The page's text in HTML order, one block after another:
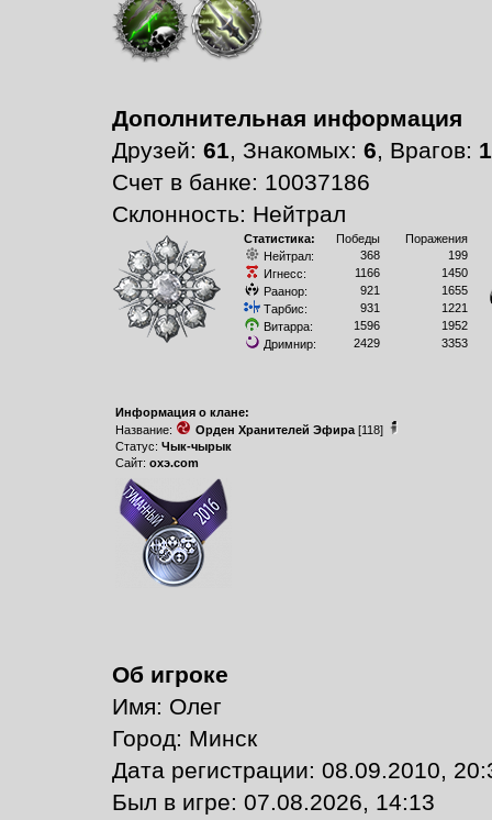
Дополнительная информация
Друзей: 61, Знакомых: 6, Врагов:
Счет в банке: 10037186
Склонность: Нейтрал
Статистика: Победы
Поражения
Нейтрал:
368
199
Игнесс:
1166
1450
Раанор:
921
1655
Тарбис:
931
1221
Витарра:
1596
1952
Дримнир:
2429 3353
Информация о клане:
Название:
Орден Хранителей Эфира[118]
Статус: Чык-чырык
Сайт: охэ.com
Об игроке
Имя: Олег
Город: Минск
Дата регистрации: 08.09.2010,
Был в игре: 07.08.2026, 14:13